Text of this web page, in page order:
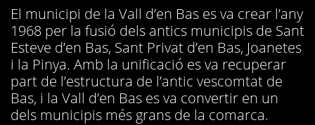
El municipi de la Vall d’en Bas es va crear l’any
1968 per la fusió dels antics municipis de Sant
Esteve d’en Bas, Sant Privat d’en Bas, Joanetes
i la Pinya. Amb la unificació es va recuperar
part de l’estructura de l’antic vescomtat de
Bas, i la Vall d’en Bas es va convertir en un
dels municipis més grans de la comarca.